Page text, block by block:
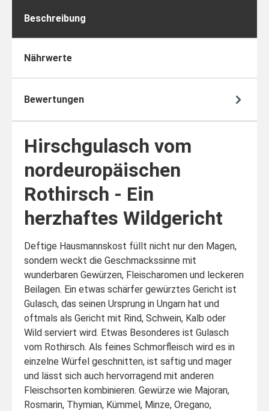
Beschreibung
Nährwerte
Bewertungen
Hirschgulasch vom
nordeuropäischen
Rothirsch - Ein
herzhaftes Wildgericht
Deftige Hausmannskost füllt nicht nur den Magen,
sondern weckt die Geschmackssinne mit
wunderbaren Gewürzen, Fleischaromen und leckeren
Beilagen. Ein etwas schärfer gewürztes Gericht ist
Gulasch, das seinen Ursprung in Ungarn hat und
oftmals als Gericht mit Rind, Schwein, Kalb oder
Wild serviert wird. Etwas Besonderes ist Gulasch
vom Rothirsch. Als feines Schmorfleisch wird es in
einzelne Würfel geschnitten, ist saftig und mager
und lässt sich auch hervorragend mit anderen
Fleischsorten kombinieren. Gewürze wie Majoran,
Rosmarin, Thymian, Kümmel, Minze, Oregano,